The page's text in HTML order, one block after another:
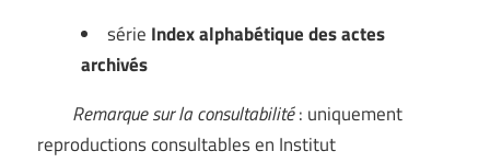
série Index alphabétique des actes
archivés
Remarque sur la consultabilité: uniquement
reproductions consultables en Institut